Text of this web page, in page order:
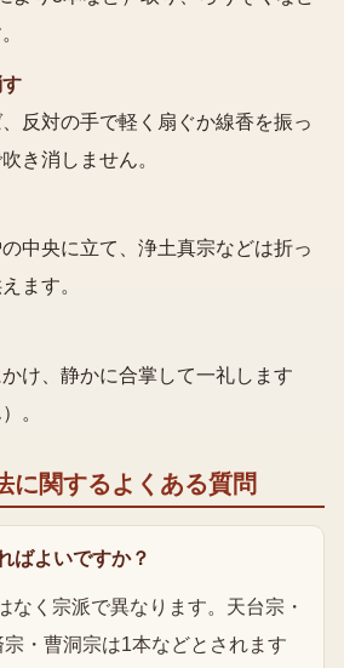
反対の手で軽く扇ぐか線香を振っ
き消しません。
中央に立て、浄土真宗などは折っ
ます。
け、静かに合掌して一礼します
。
に関するよくある質問
ばよいですか？
なく宗派で異なります。天台宗・
・曹洞宗は1本などとされます